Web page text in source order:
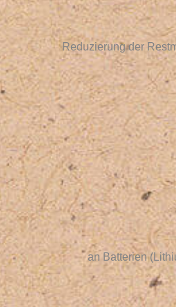
Reduzierung der
an Batterien